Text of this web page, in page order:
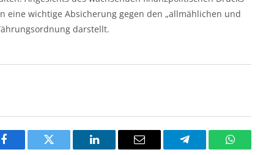
wichtige Absicherung gegen den „allmählichen und
darstellt.
Facebook Twitter LinkedIn Email Telegram